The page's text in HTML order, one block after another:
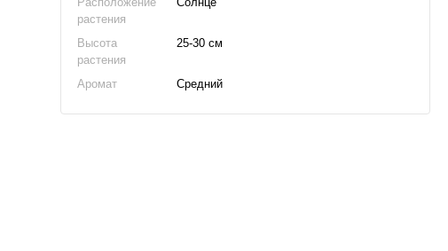
растения
Высота
растения
25-30 см
Аромат Средний